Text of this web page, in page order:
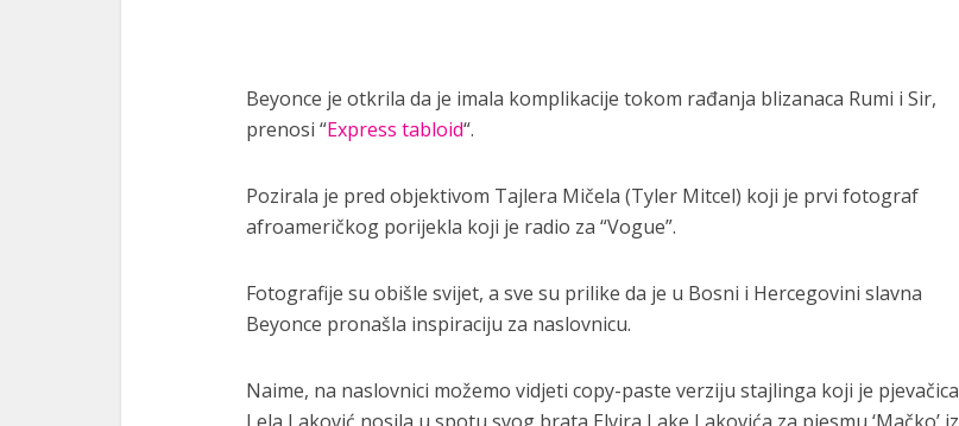
Beyonce je otkrila da je imala komplikacije tokom rađanja blizanaca Rumi i Sir,
prenosi “Express tabloid“.
Pozirala je pred objektivom Tajlera Mičela (Tyler Mitcel) koji je prvi fotograf
afroameričkog porijekla koji je radio za “Vogue”.
Fotografije su obišle svijet, a sve su prilike da je u Bosni i Hercegovini slavna
Beyonce pronašla inspiraciju za naslovnicu.
Naime, na naslovnici možemo vidjeti copy-paste verziju stajlinga koji je pjevačica